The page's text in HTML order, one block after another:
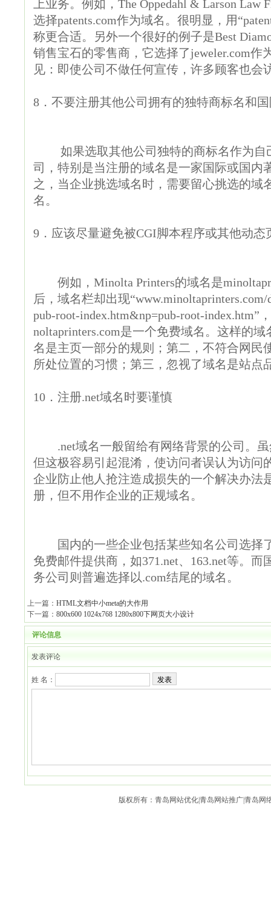
上业务。例如，The Oppedahl & Larson
选择patents.com作为域名。很明显，用
称更合适。另外一个很好的例子是Best
销售宝石的零售商，它选择了jeweler.com作
见：即使公司不做任何宣传，许多顾客也会
8．不要注册其他公司拥有的独特商标名和
如果选取其他公司独特的商标名作为自
司，特别是当注册的域名是一家国际或国内
之，当企业挑选域名时，需要留心挑选的域
名。
9．应该尽量避免被CGI脚本程序或其他动态
例如，Minolta Printers的域名是
后，域名栏却出现
pub-root-index.htm&np=pub-root-
noltaprinters.com是一个免费域名。这样的
名是主页一部分的规则；第二，不符合网民
所处位置的习惯；第三，忽视了域名是站点
10．注册.net域名时要谨慎
.net域名一般留给有网络背景的公司。虽
但这极容易引起混淆，使访问者误认为访问
企业防止他人抢注造成损失的一个解决办法
册，但不用作企业的正规域名。
国内的一些企业包括某些知名公司选择
免费邮件提供商，如371.net、163.net等。
务公司则普遍选择以.com结尾的域名。
上一篇： HTML文档中小meta的大作用
下一篇： 800x600 1024x768 1280x800下网页大小设计
评论信息
发表评论
姓 名： 发表
版权所有：青岛网站优化|青岛网站推广|青岛网